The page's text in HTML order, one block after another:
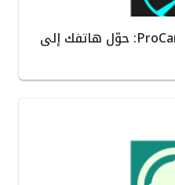
مراجعة تطبيق ProCam X – Lite: حوّل هاتفك إلى